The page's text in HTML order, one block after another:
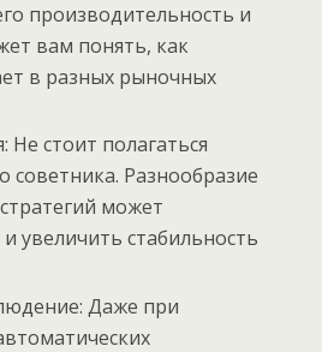
производительность и
вам понять, как
в разных рыночных
стоит полагаться
советника. Разнообразие
может
увеличить стабильность
Даже при